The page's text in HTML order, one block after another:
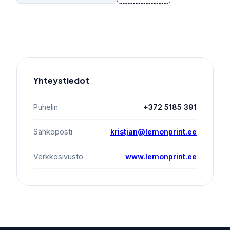
Yhteystiedot
Puhelin +372 5185 391
Sähköposti kristjan@lemonprint.ee
Verkkosivusto www.lemonprint.ee